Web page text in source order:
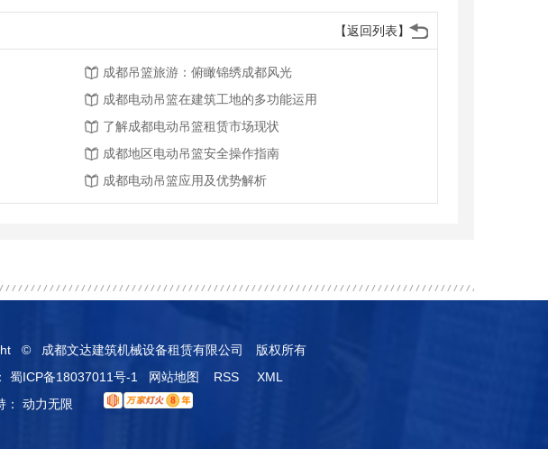
【返回列表】
成都吊篮旅游：俯瞰锦绣成都风光
成都电动吊篮在建筑工地的多功能运用
了解成都电动吊篮租赁市场现状
成都地区电动吊篮安全操作指南
成都电动吊篮应用及优势解析
© 成都文达建筑机械设备租赁有限公司 版权所有
蜀ICP备18037011号-1 网站地图 RSS
XML
动力无限